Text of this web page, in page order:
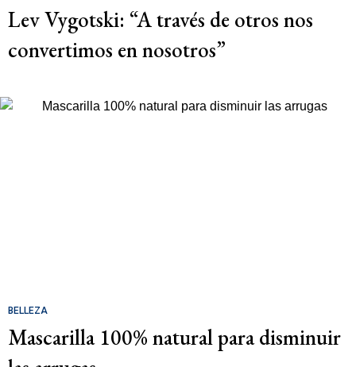
Lev Vygotski: “A través de otros nos
convertimos en nosotros”
BELLEZA
Mascarilla 100% natural para disminuir